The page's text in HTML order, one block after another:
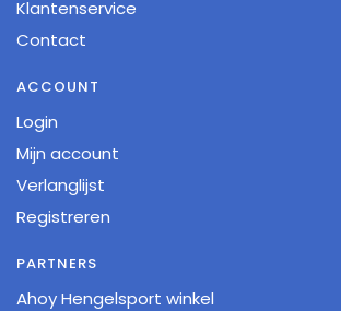
Klantenservice
Contact
ACCOUNT
Login
Mijn account
Verlanglijst
Registreren
PARTNERS
Ahoy Hengelsport winkel